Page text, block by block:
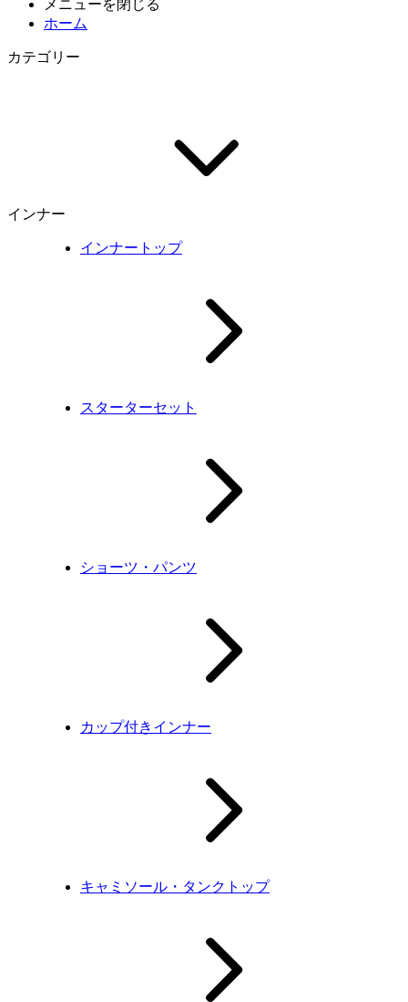
メニューを閉じる
ホーム
カテゴリー
インナー
インナートップ
スターターセット
ショーツ・パンツ
カップ付きインナー
キャミソール・タンクトップ